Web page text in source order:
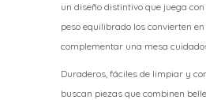
un diseño distintivo que juega
peso equilibrado los convierten
complementar una mesa
Duraderos, fáciles de limpiar y
buscan piezas que combinen